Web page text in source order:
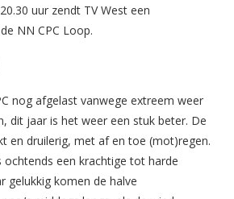
uur zendt TV West een
NN CPC Loop.
nog afgelast vanwege extreem weer
dit jaar is het weer een stuk beter. De
en druilerig, met af en toe (mot)regen.
ochtends een krachtige tot harde
gelukkig komen de halve